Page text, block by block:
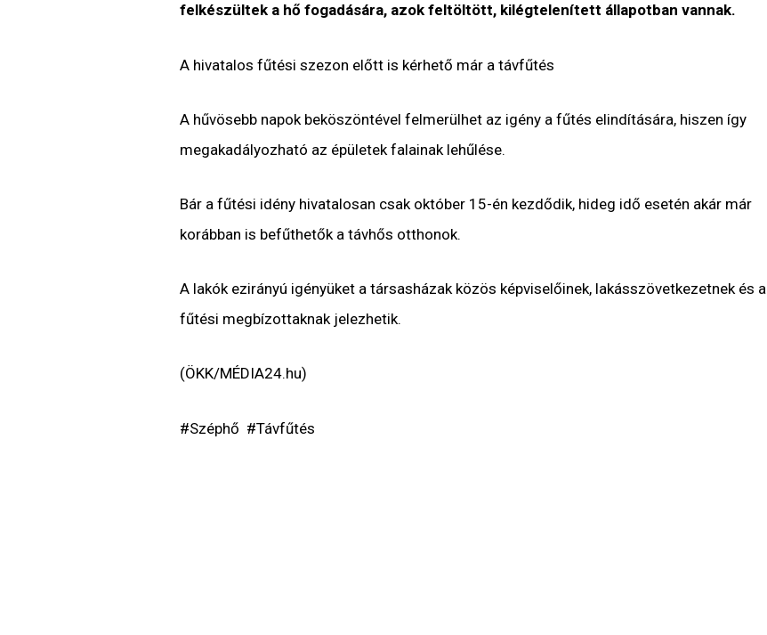
felkészültek a hő fogadására, azok feltöltött, kilégtelenített állapotban vannak.
A hivatalos fűtési szezon előtt is kérhető már a távfűtés
A hűvösebb napok beköszöntével felmerülhet az igény a fűtés elindítására, hiszen így
megakadályozható az épületek falainak lehűlése.
Bár a fűtési idény hivatalosan csak október 15-én kezdődik, hideg idő esetén akár már
korábban is befűthetők a távhős otthonok.
A lakók ezirányú igényüket a társasházak közös képviselőinek, lakásszövetkezetnek és a
fűtési megbízottaknak jelezhetik.
(ÖKK/MÉDIA24.hu)
#Széphő #Távfűtés